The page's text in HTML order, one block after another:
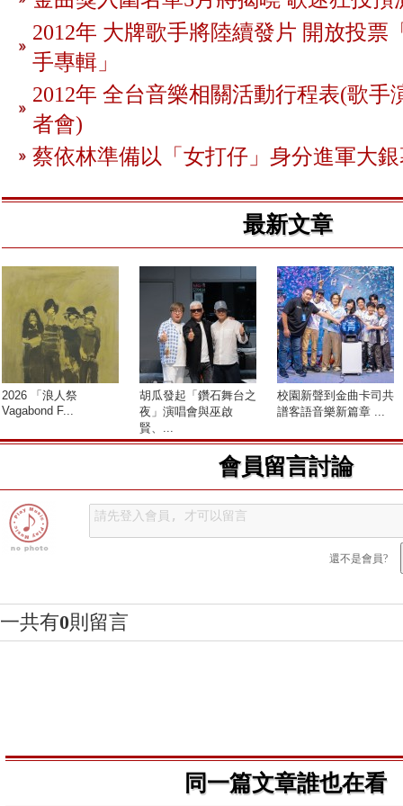
2012年 大牌歌手將陸續發片 開放投票
手專輯」
2012年 全台音樂相關活動行程表(歌手
者會)
蔡依林準備以「女打仔」身分進軍大
最新文章
2026 「浪人祭
Vagabond F...
胡瓜發起「鑽石舞台之
夜」演唱會與巫啟
賢、...
校園新聲到金曲卡司共
譜客語音樂新篇章 ...
會員留言討論
還不是會員?
一共有0則留言
同一篇文章誰也在看